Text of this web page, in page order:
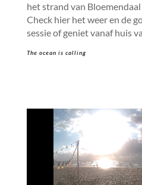
het strand van Bloemendaal
Check hier het weer en de
sessie of geniet vanaf huis
The ocean is calling